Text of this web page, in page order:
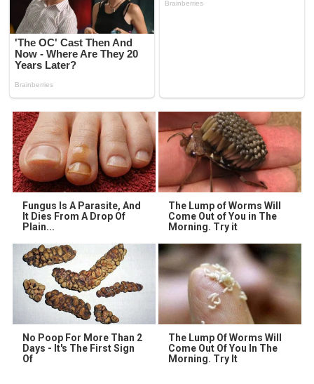
Fungus Is A Parasite, And
It Dies From A Drop Of
Plain...
The Lump of Worms Will
Come Out of You in The
Morning. Try it
No Poop For More Than 2
Days - It's The First Sign
Of
The Lump Of Worms Will
Come Out Of You In The
Morning. Try It